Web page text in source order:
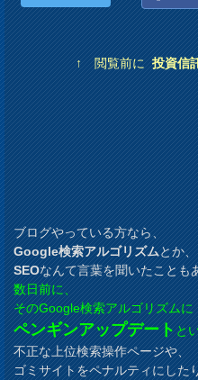
↑ 閲覧前に投資信
ブログやっている方なら、
Google検索アルゴリズムとか、
SEOなんて言葉を聞いたことも
数日前に、
そのGoogle検索アルゴリズムに
ペンギンアップデートと
不正な上位検索操作ページや、
ゴミサイトをペナルティにした